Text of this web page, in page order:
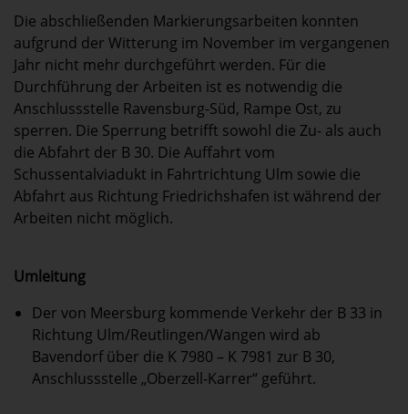
Die abschließenden Markierungsarbeiten konnten
aufgrund der Witterung im November im vergangenen
Jahr nicht mehr durchgeführt werden. Für die
Durchführung der Arbeiten ist es notwendig die
Anschlussstelle Ravensburg-Süd, Rampe Ost, zu
sperren. Die Sperrung betrifft sowohl die Zu- als auch
die Abfahrt der B 30. Die Auffahrt vom
Schussentalviadukt in Fahrtrichtung Ulm sowie die
Abfahrt aus Richtung Friedrichshafen ist während der
Arbeiten nicht möglich.
Umleitung
Der von Meersburg kommende Verkehr der B 33 in
Richtung Ulm/Reutlingen/Wangen wird ab
Bavendorf über die K 7980 – K 7981 zur B 30,
Anschlussstelle „Oberzell-Karrer“ geführt.